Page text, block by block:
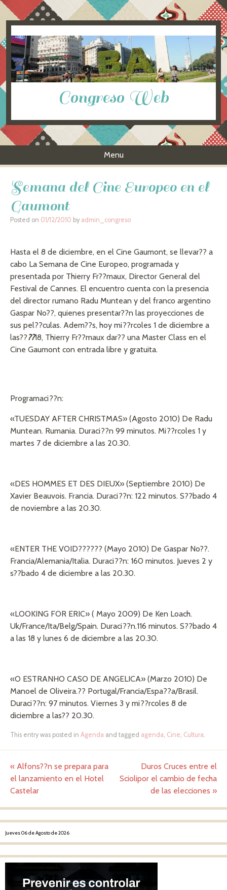
Congreso Web
Menu
Semana del Cine Europeo en el
Gaumont
Posted on 01/12/2010 by admin_congreso
Hasta el 8 de diciembre, en el Cine Gaumont, se llevar?? a
cabo La Semana de Cine Europeo, programada y
presentada por Thierry Fr??maux, Director General del
Festival de Cannes. El encuentro cuenta con la presencia
del director rumano Radu Muntean y del franco argentino
Gaspar No??, quienes presentar??n las proyecciones de
sus pel??culas. Adem??s, hoy mi??rcoles 1 de diciembre a
las????18, Thierry Fr??maux dar?? una Master Class en el
Cine Gaumont con entrada libre y gratuita.
Programaci??n:
«TUESDAY AFTER CHRISTMAS» (Agosto 2010) De Radu
Muntean. Rumania. Duraci??n 99 minutos. Mi??rcoles 1 y
martes 7 de diciembre a las 20.30.
«DES HOMMES ET DES DIEUX» (Septiembre 2010) De
Xavier Beauvois. Francia. Duraci??n: 122 minutos. S??bado 4
de noviembre a las 20.30.
«ENTER THE VOID?????? (Mayo 2010) De Gaspar No??.
Francia/Alemania/Italia. Duraci??n: 160 minutos. Jueves 2 y
s??bado 4 de diciembre a las 20.30.
«LOOKING FOR ERIC» ( Mayo 2009) De Ken Loach.
Uk/France/Ita/Belg/Spain. Duraci??n.116 minutos. S??bado 4
a las 18 y lunes 6 de diciembre a las 20.30.
«O ESTRANHO CASO DE ANGELICA» (Marzo 2010) De
Manoel de Oliveira.?? Portugal/Francia/Espa??a/Brasil.
Duraci??n: 97 minutos. Viernes 3 y mi??rcoles 8 de
diciembre a las?? 20.30.
This entry was posted in Agenda and tagged agenda, Cine, Cultura.
Post navigation
« Alfons??n se prepara para
el lanzamiento en el Hotel
Castelar
Duros Cruces entre el
Sciolipor el cambio de fecha
de las elecciones »
Jueves 06 de Agosto de 2026